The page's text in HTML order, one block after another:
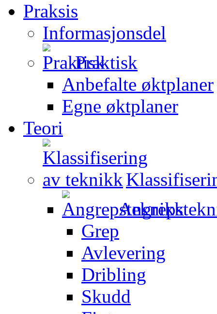
Praksis
Informasjonsdel
Praktisk
Anbefalte øktplaner
Egne øktplaner
Teori
Grep
Avlevering
Dribling
Skudd